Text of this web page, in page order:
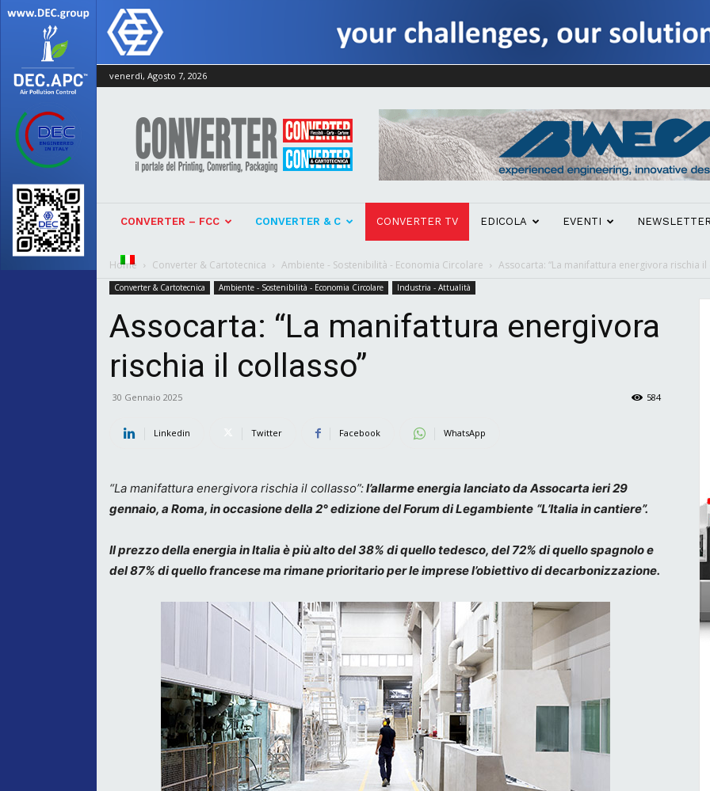
venerdì, Agosto 7, 2026
Converter
CONVERTER – FCC CONVERTER & C CONVERTER TV EDICOLA EVENTI
Home Converter & Cartotecnica Ambiente - Sostenibilità - Economia Circolare Assocarta: “La manifattura energivora rischia il
Converter & Cartotecnica Ambiente - Sostenibilità - Economia Circolare Industria - Attualità
Assocarta: “La manifattura energivora
rischia il collasso”
30 Gennaio 2025 584
Linkedin Twitter Facebook WhatsApp
“La manifattura energivora rischia il collasso”:l’allarme energia lanciato da Assocarta ieri 29
gennaio, a Roma, in occasione della 2° edizione del Forum di Legambiente “L’Italia in cantiere”.
Il prezzo della energia in Italia è più alto del 38% di quello tedesco, del 72% di quello spagnolo e
del 87% di quello francese ma rimane prioritario per le imprese l’obiettivo di decarbonizzazione.